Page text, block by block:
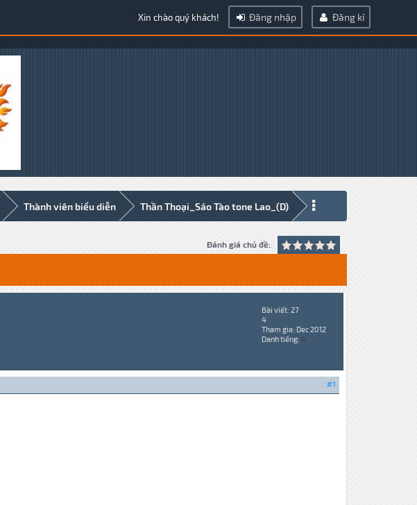
Xin chào quý khách! Đăng nhập Đăng kí
Thành viên biểu diễn Thần Thoại_Sáo Tào tone Lao_(D)
Đánh giá chủ đề:
Bài viết: 27
4
Tham gia: Dec 2012
Danh tiếng: 0
#1